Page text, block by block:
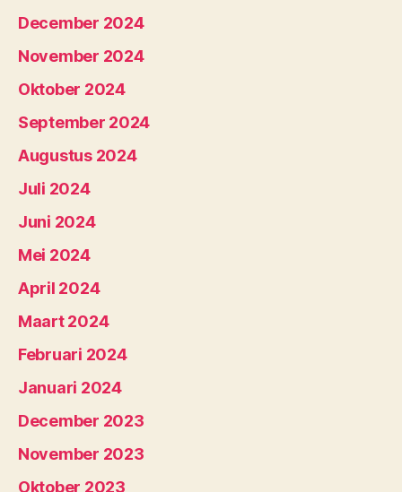
December 2024
November 2024
Oktober 2024
September 2024
Augustus 2024
Juli 2024
Juni 2024
Mei 2024
April 2024
Maart 2024
Februari 2024
Januari 2024
December 2023
November 2023
Oktober 2023